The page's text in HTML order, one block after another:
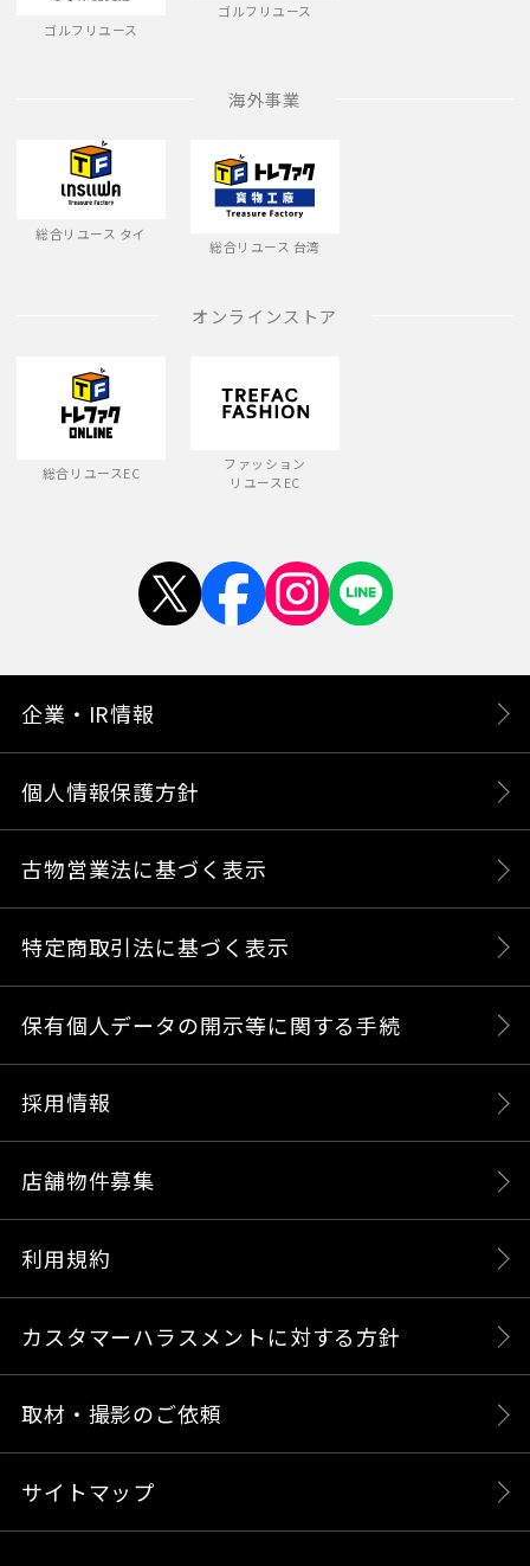
ゴルフリユース
ゴルフリユース
海外事業
総合リユース タイ
総合リユース 台湾
オンラインストア
総合リユースEC
ファッション
リユースEC
企業・IR情報
個人情報保護方針
古物営業法に基づく表示
特定商取引法に基づく表示
保有個人データの開示等に関する手続
採用情報
店舗物件募集
利用規約
カスタマーハラスメントに対する方針
取材・撮影のご依頼
サイトマップ